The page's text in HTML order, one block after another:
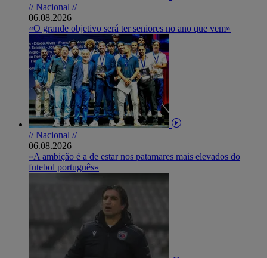
// Nacional //
06.08.2026
«O grande objetivo será ter seniores no ano que vem»
// Nacional //
06.08.2026
«A ambição é a de estar nos patamares mais elevados do
futebol português»